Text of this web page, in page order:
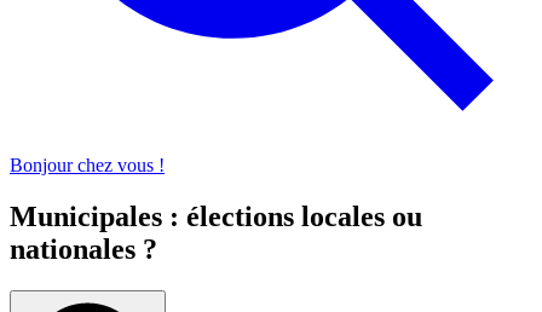
Bonjour chez vous !
Municipales : élections locales ou
nationales ?